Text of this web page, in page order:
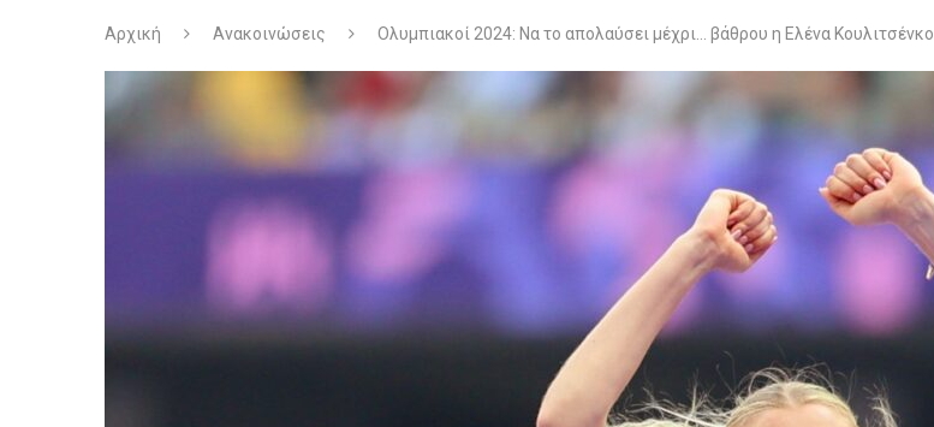
Αρχική Ανακοινώσεις Ολυμπιακοί 2024: Να το απολαύσει μέχρι… βάθρου η Ελένα Κουλιτσένκο